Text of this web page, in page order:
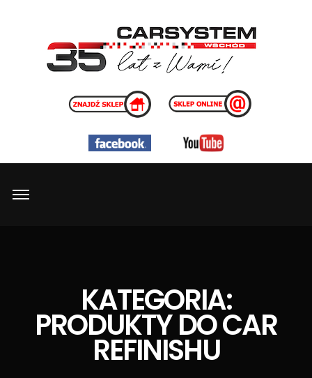
KATEGORIA:
PRODUKTY DO CAR
REFINISHU